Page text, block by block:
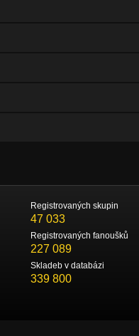
Registrovaných skupin
47 033
Registrovaných fanoušků
227 089
Skladeb v databázi
339 800